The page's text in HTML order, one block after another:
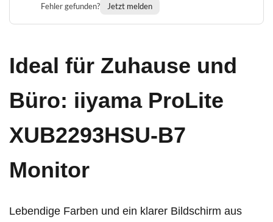
Fehler gefunden?
Jetzt melden
Ideal für Zuhause und
Büro: iiyama ProLite
XUB2293HSU-B7
Monitor
Lebendige Farben und ein klarer Bildschirm aus